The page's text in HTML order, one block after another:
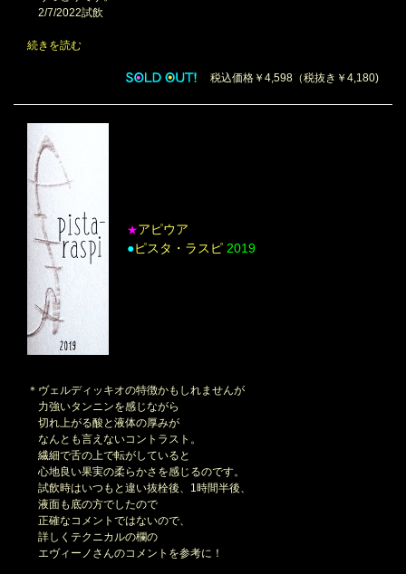
2/7/2022試飲
続きを読む
税込価格￥4,598（税抜き￥4,180)
★アピウア
●ピスタ・ラスピ 2019
＊ヴェルディッキオの特徴かもしれませんが
力強いタンニンを感じながら
切れ上がる酸と液体の厚みが
なんとも言えないコントラスト。
繊細で舌の上で転がしていると
心地良い果実の柔らかさを感じるのです。
試飲時はいつもと違い抜栓後、1時間半後、
液面も底の方でしたので
正確なコメントではないので、
詳しくテクニカルの欄の
エヴィーノさんのコメントを参考に！